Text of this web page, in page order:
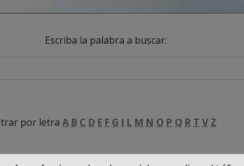
Escriba la palabra a buscar:
por letra A B C D E F G I L M N O P Q R T V Z